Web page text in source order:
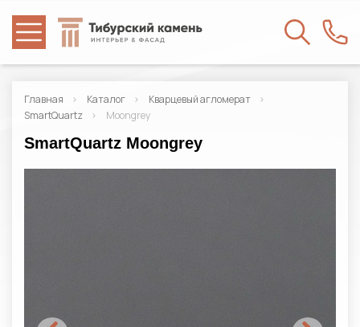
Главная Каталог
Кварцевый агломерат
SmartQuartz
Moongrey
SmartQuartz Moongrey